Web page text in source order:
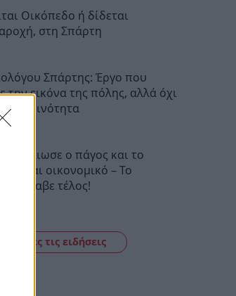
Οικόπεδο ή δίδεται
στη Σπάρτη
Σπάρτης: Έργο που
την εικόνα της πόλης, αλλά όχι
Έλιωσε ο πάγος και το
είναι οικονομικό – Το
έλαβε τέλος!
όλες τις ειδήσεις